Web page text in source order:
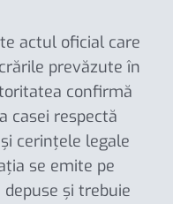
actul oficial care
prevăzute în
confirmă
casei respectă
cerințele legale
se emite pe
și trebuie